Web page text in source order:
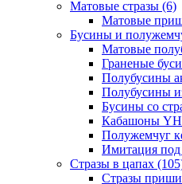
Матовые стразы (6)
Матовые
Бусины и
Матовые
Граненые
Полубусины
Полубусины
Бусины со
Кабашоны
Полужемчуг
Имитация
Стразы в цапах
Стразы